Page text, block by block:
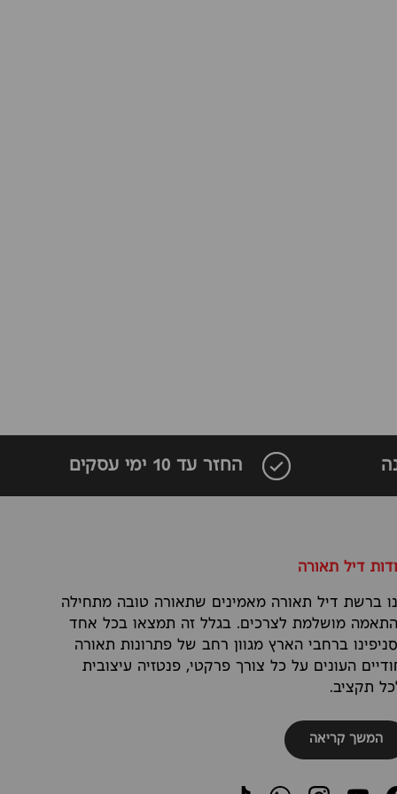
החזר עד 10 ימי עסקים
דיל תאורה
ברשת דיל תאורה מאמינים שתאורה טובה מתחילה
מושלמת לצרכים. בגלל זה תמצאו בכל אחד
ברחבי הארץ מגוון רחב של פתרונות תאורה
העונים על כל צורך פרקטי, פנטזיה עיצובית
תקציב.
המשך קריאה